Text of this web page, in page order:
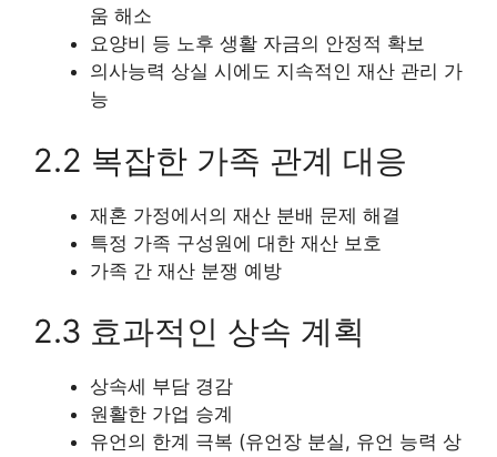
움 해소
요양비 등 노후 생활 자금의 안정적 확보
의사능력 상실 시에도 지속적인 재산 관리 가
능
2.2 복잡한 가족 관계 대응
재혼 가정에서의 재산 분배 문제 해결
특정 가족 구성원에 대한 재산 보호
가족 간 재산 분쟁 예방
2.3 효과적인 상속 계획
상속세 부담 경감
원활한 가업 승계
유언의 한계 극복 (유언장 분실, 유언 능력 상